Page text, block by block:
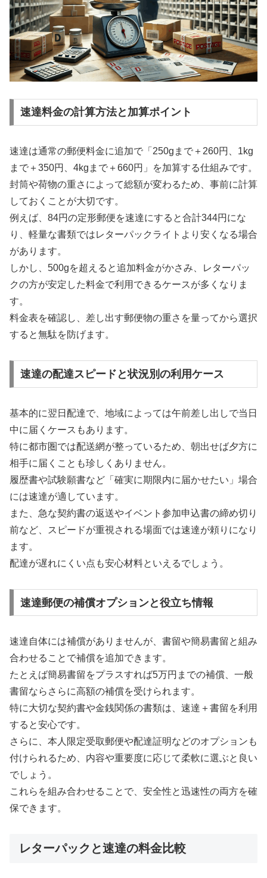
速達料金の計算方法と加算ポイント
速達は通常の郵便料金に追加で「250gまで＋260円、1kg
まで＋350円、4kgまで＋660円」を加算する仕組みです。
封筒や荷物の重さによって総額が変わるため、事前に計算
しておくことが大切です。
例えば、84円の定形郵便を速達にすると合計344円にな
り、軽量な書類ではレターパックライトより安くなる場合
があります。
しかし、500gを超えると追加料金がかさみ、レターパッ
クの方が安定した料金で利用できるケースが多くなりま
す。
料金表を確認し、差し出す郵便物の重さを量ってから選択
すると無駄を防げます。
速達の配達スピードと状況別の利用ケース
基本的に翌日配達で、地域によっては午前差し出しで当日
中に届くケースもあります。
特に都市圏では配送網が整っているため、朝出せば夕方に
相手に届くことも珍しくありません。
履歴書や試験願書など「確実に期限内に届かせたい」場合
には速達が適しています。
また、急な契約書の返送やイベント参加申込書の締め切り
前など、スピードが重視される場面では速達が頼りになり
ます。
配達が遅れにくい点も安心材料といえるでしょう。
速達郵便の補償オプションと役立ち情報
速達自体には補償がありませんが、書留や簡易書留と組み
合わせることで補償を追加できます。
たとえば簡易書留をプラスすれば5万円までの補償、一般
書留ならさらに高額の補償を受けられます。
特に大切な契約書や金銭関係の書類は、速達＋書留を利用
すると安心です。
さらに、本人限定受取郵便や配達証明などのオプションも
付けられるため、内容や重要度に応じて柔軟に選ぶと良い
でしょう。
これらを組み合わせることで、安全性と迅速性の両方を確
保できます。
レターパックと速達の料金比較